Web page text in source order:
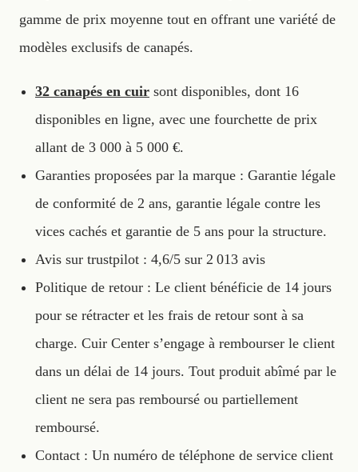
gamme de prix moyenne tout en offrant une variété de
modèles exclusifs de canapés.
32 canapés en cuir sont disponibles, dont 16
disponibles en ligne, avec une fourchette de prix
allant de 3 000 à 5 000 €.
Garanties proposées par la marque : Garantie légale
de conformité de 2 ans, garantie légale contre les
vices cachés et garantie de 5 ans pour la structure.
Avis sur trustpilot : 4,6/5 sur 2 013 avis
Politique de retour : Le client bénéficie de 14 jours
pour se rétracter et les frais de retour sont à sa
charge. Cuir Center s’engage à rembourser le client
dans un délai de 14 jours. Tout produit abîmé par le
client ne sera pas remboursé ou partiellement
remboursé.
Contact : Un numéro de téléphone de service client